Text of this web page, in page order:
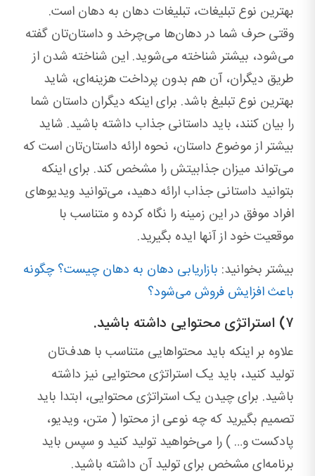
بهترین نوع تبلیغات، تبلیغات دهان به دهان است.
وقتی حرف شما در دهان‌ها می‌چرخد و داستان‌تان گفته
می‌شود، بیشتر شناخته می‌شوید. این شناخته شدن از
طریق دیگران، آن هم بدون پرداخت هزینه‌ای، شاید
بهترین نوع تبلیغ باشد. برای اینکه دیگران داستان شما
را بیان کنند، باید داستانی جذاب داشته باشید. شاید
بیشتر از موضوع داستان، نحوه ارائه داستان‌تان است که
می‌تواند میزان جذابیتش را مشخص کند. برای اینکه
بتوانید داستانی جذاب ارائه دهید، می‌توانید ویدیوهای
افراد موفق در این زمینه را نگاه کرده و متناسب با
موقعیت خود از آنها ایده بگیرید.
بیشتر بخوانید: بازاریابی دهان به دهان چیست؟ چگونه
باعث افزایش فروش می‌شود؟
۷) استراتژی محتوایی داشته باشید.
علاوه بر اینکه باید محتواهایی متناسب با هدف‌تان
تولید کنید، باید یک استراتژی محتوایی نیز داشته
باشید. برای چیدن یک استراتژی محتوایی، ابتدا باید
تصمیم بگیرید که چه نوعی از محتوا ( متن، ویدیو،
پادکست و… ) را می‌خواهید تولید کنید و سپس باید
برنامه‌ای مشخص برای تولید آن داشته باشید.